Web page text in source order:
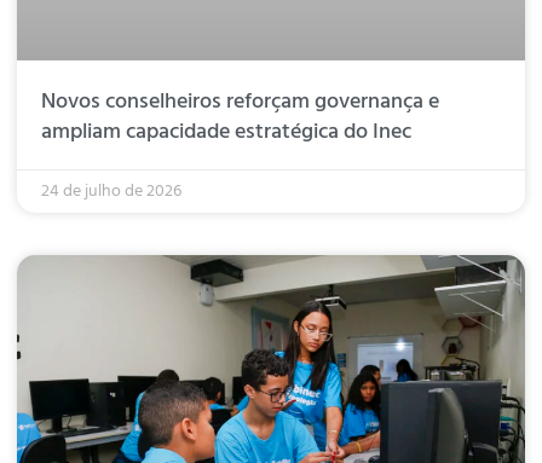
Novos conselheiros reforçam governança e
ampliam capacidade estratégica do Inec
24 de julho de 2026